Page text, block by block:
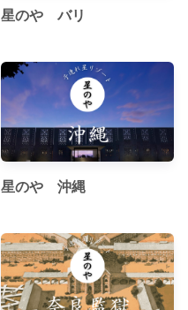
星のや バリ
星のや 沖縄